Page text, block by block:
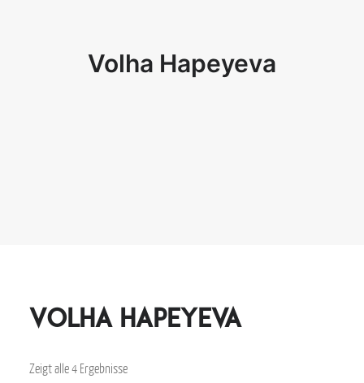
Volha Hapeyeva
Volha Hapeyeva
Zeigt alle 4 Ergebnisse